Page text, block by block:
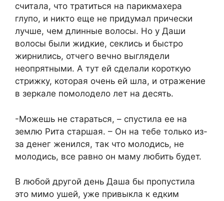
считала, что тратиться на парикмахера
глупо, и никто еще не придумал прически
лучше, чем длинные волосы. Но у Даши
волосы были жидкие, секлись и быстро
жирнились, отчего вечно выглядели
неопрятными. А тут ей сделали короткую
стрижку, которая очень ей шла, и отражение
в зеркале помолодело лет на десять.
-Можешь не стараться, – спустила ее на
землю Рита старшая. – Он на тебе только из-
за денег женился, так что молодись, не
молодись, все равно он маму любить будет.
В любой другой день Даша бы пропустила
это мимо ушей, уже привыкла к едким